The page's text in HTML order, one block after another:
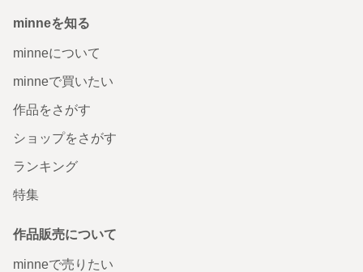
minneを知る
minneについて
minneで買いたい
作品をさがす
ショップをさがす
ランキング
特集
作品販売について
minneで売りたい